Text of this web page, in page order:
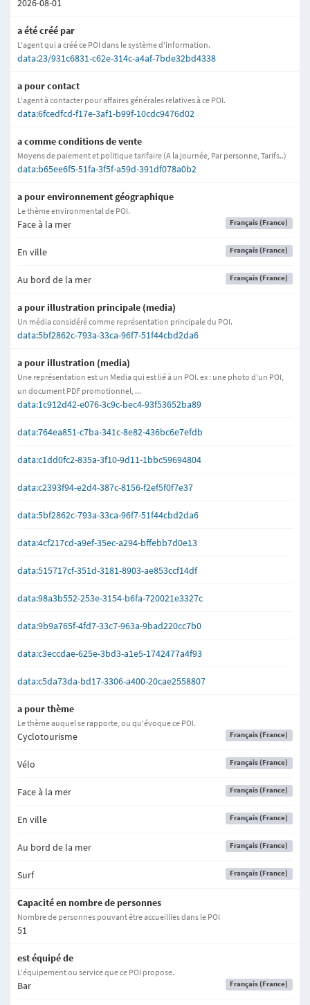
2026-08-01
a été créé par
L'agent qui a créé ce POI dans le système d'information.
data:23/931c6831-c62e-314c-a4af-7bde32bd4338
a pour contact
L'agent à contacter pour affaires générales relatives à ce POI.
data:6fcedfcd-f17e-3af1-b99f-10cdc9476d02
a comme conditions de vente
Moyens de paiement et politique tarifaire (A la journée, Par personne, Tarifs..)
data:b65ee6f5-51fa-3f5f-a59d-391df078a0b2
a pour environnement géographique
Le thème environmental de POI.
Français (France)
Face à la mer
Français (France)
En ville
Français (France)
Au bord de la mer
a pour illustration principale (media)
Un média considéré comme représentation principale du POI.
data:5bf2862c-793a-33ca-96f7-51f44cbd2da6
a pour illustration (media)
Une représentation est un Media qui est lié à un POI. ex : une photo d'un POI,
un document PDF promotionnel, ...
data:1c912d42-e076-3c9c-bec4-93f53652ba89
data:764ea851-c7ba-341c-8e82-436bc6e7efdb
data:c1dd0fc2-835a-3f10-9d11-1bbc59694804
data:c2393f94-e2d4-387c-8156-f2ef5f0f7e37
data:5bf2862c-793a-33ca-96f7-51f44cbd2da6
data:4cf217cd-a9ef-35ec-a294-bffebb7d0e13
data:515717cf-351d-3181-8903-ae853ccf14df
data:98a3b552-253e-3154-b6fa-720021e3327c
data:9b9a765f-4fd7-33c7-963a-9bad220cc7b0
data:c3eccdae-625e-3bd3-a1e5-1742477a4f93
data:c5da73da-bd17-3306-a400-20cae2558807
a pour thème
Le thème auquel se rapporte, ou qu'évoque ce POI.
Français (France)
Cyclotourisme
Français (France)
Vélo
Français (France)
Face à la mer
Français (France)
En ville
Français (France)
Au bord de la mer
Français (France)
Surf
Capacité en nombre de personnes
Nombre de personnes pouvant être accueillies dans le POI
51
est équipé de
L'équipement ou service que ce POI propose.
Français (France)
Bar